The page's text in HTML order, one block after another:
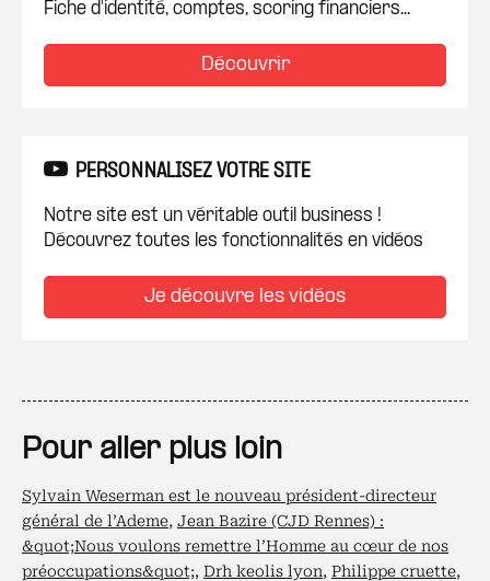
Fiche d'identité, comptes, scoring financiers...
Découvrir
PERSONNALISEZ VOTRE SITE
Notre site est un véritable outil business !
Découvrez toutes les fonctionnalités en vidéos
Je découvre les vidéos
Pour aller plus loin
Sylvain Weserman est le nouveau président-directeur
général de l’Ademe, Jean Bazire (CJD Rennes) :
&quot;Nous voulons remettre l’Homme au cœur de nos
préoccupations&quot;, Drh keolis lyon, Philippe cruette,